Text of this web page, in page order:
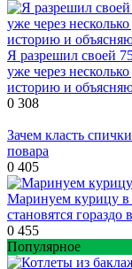
Я разрешил своей
уже через
историю и
0 308
Зачем класть
повара
0 405
Маринуем курицу в
становятся гораздо
0 455
Популярное